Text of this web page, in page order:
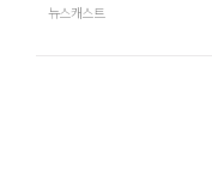
뉴스캐스트